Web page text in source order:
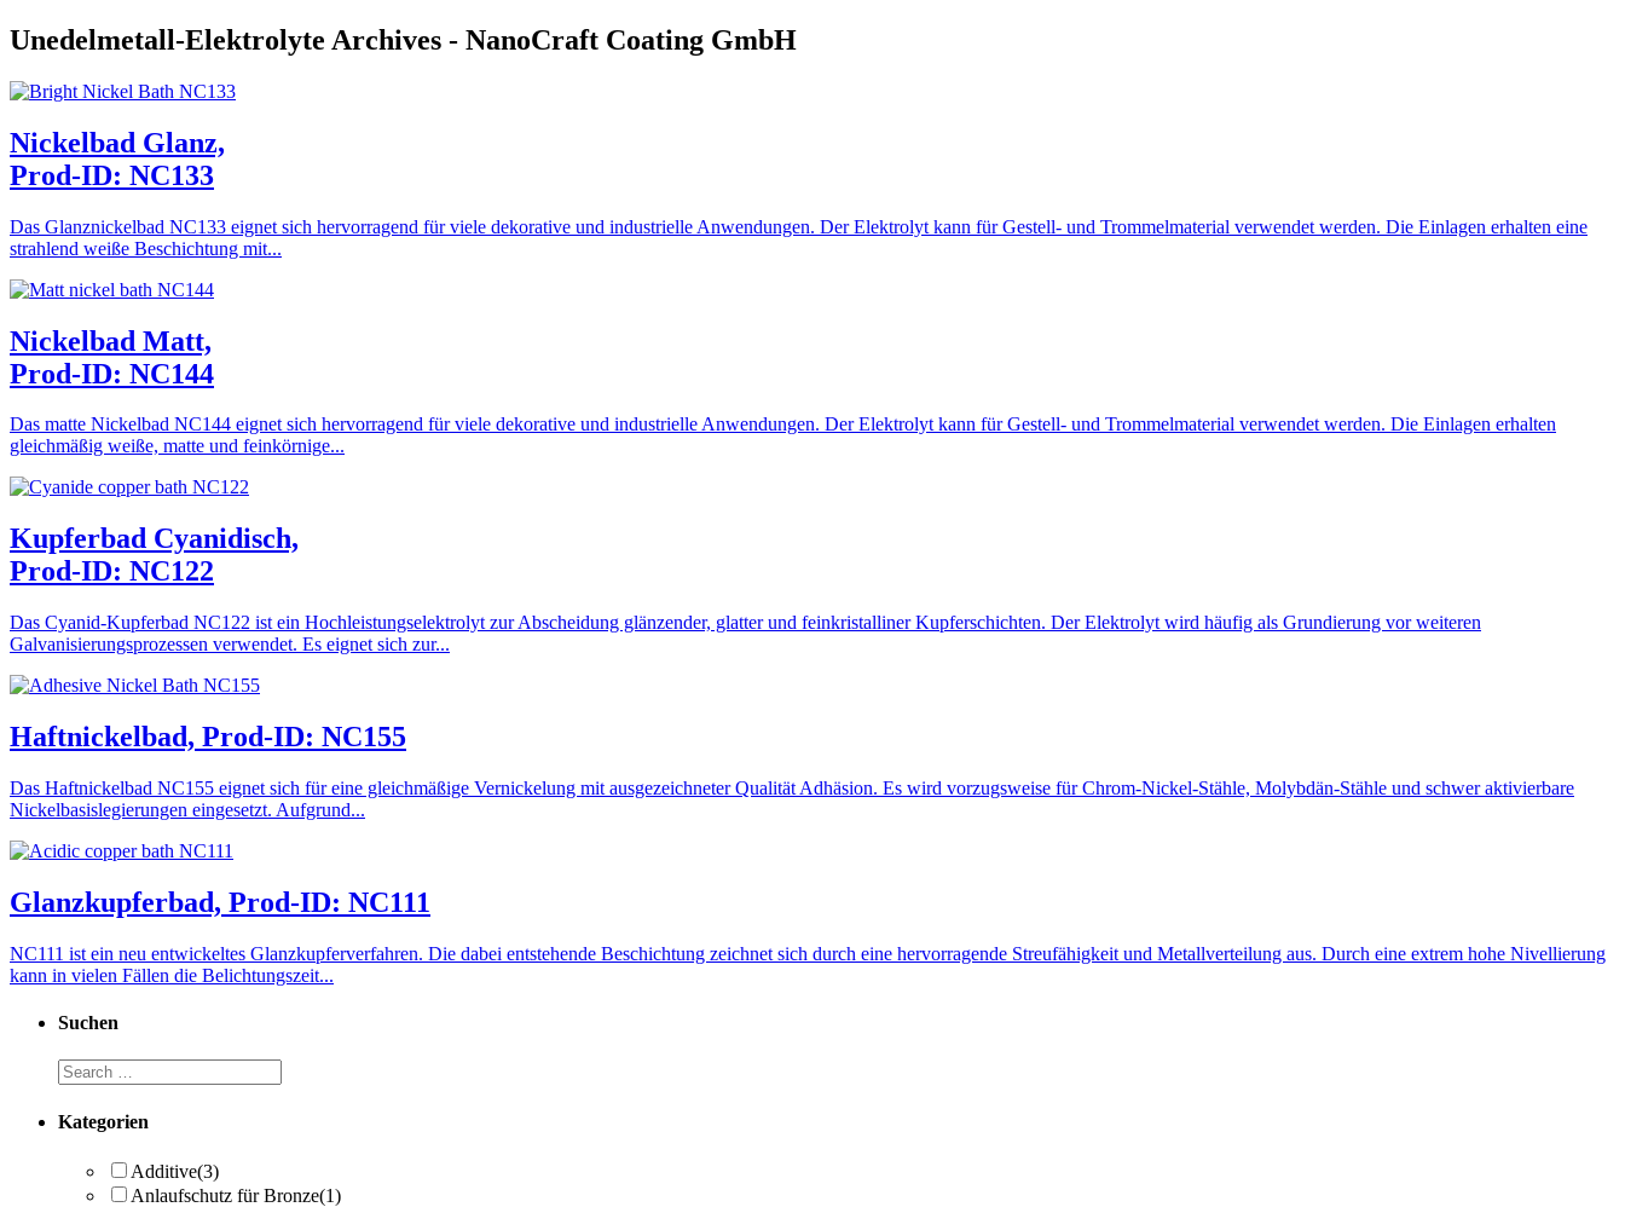
Unedelmetall-Elektrolyte Archives - NanoCraft Coating GmbH
Nickelbad Glanz,
Prod-ID: NC133
Das Glanznickelbad NC133 eignet sich hervorragend für viele dekorative und industrielle Anwendungen. Der Elektrolyt kann für Gestell- und Trommelmaterial verwendet werden. Die Einlagen erhalten eine
strahlend weiße Beschichtung mit...
Nickelbad Matt,
Prod-ID: NC144
Das matte Nickelbad NC144 eignet sich hervorragend für viele dekorative und industrielle Anwendungen. Der Elektrolyt kann für Gestell- und Trommelmaterial verwendet werden. Die Einlagen erhalten
gleichmäßig weiße, matte und feinkörnige...
Kupferbad Cyanidisch,
Prod-ID: NC122
Das Cyanid-Kupferbad NC122 ist ein Hochleistungselektrolyt zur Abscheidung glänzender, glatter und feinkristalliner Kupferschichten. Der Elektrolyt wird häufig als Grundierung vor weiteren
Galvanisierungsprozessen verwendet. Es eignet sich zur...
Haftnickelbad, Prod-ID: NC155
Das Haftnickelbad NC155 eignet sich für eine gleichmäßige Vernickelung mit ausgezeichneter Qualität Adhäsion. Es wird vorzugsweise für Chrom-Nickel-Stähle, Molybdän-Stähle und schwer aktivierbare
Nickelbasislegierungen eingesetzt. Aufgrund...
Glanzkupferbad, Prod-ID: NC111
NC111 ist ein neu entwickeltes Glanzkupferverfahren. Die dabei entstehende Beschichtung zeichnet sich durch eine hervorragende Streufähigkeit und Metallverteilung aus. Durch eine extrem hohe Nivellierung
kann in vielen Fällen die Belichtungszeit...
Suchen
Kategorien
Additive(3)
Anlaufschutz für Bronze(1)